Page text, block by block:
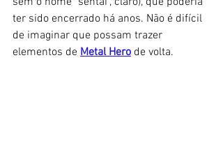
ter sido encerrado há anos. Não é difícil
de imaginar que possam trazer
elementos de Metal Hero de volta.